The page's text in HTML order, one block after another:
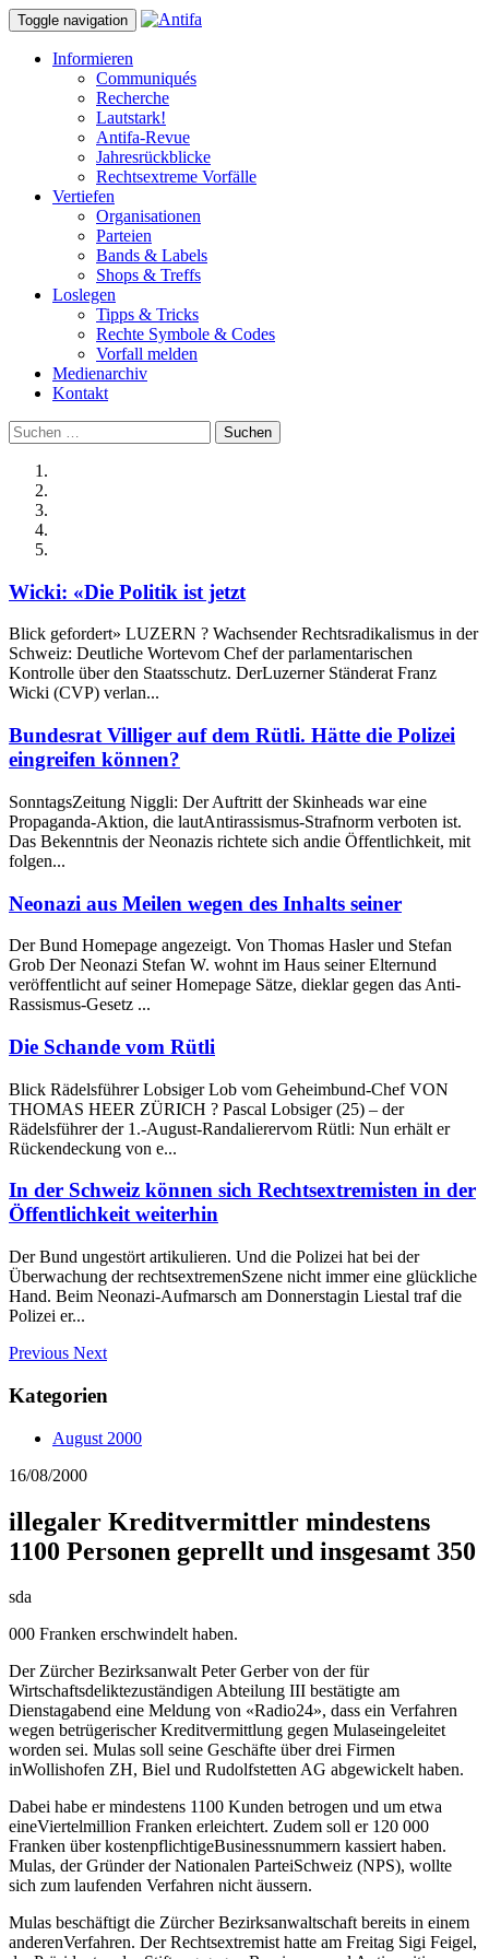
Toggle navigation
Informieren
Communiqués
Recherche
Lautstark!
Antifa-Revue
Jahresrückblicke
Rechtsextreme Vorfälle
Vertiefen
Organisationen
Parteien
Bands & Labels
Shops & Treffs
Loslegen
Tipps & Tricks
Rechte Symbole & Codes
Vorfall melden
Medienarchiv
Kontakt
Suchen
nach:
Wicki: «Die Politik ist jetzt
Blick gefordert» LUZERN ? Wachsender Rechtsradikalismus in der
Schweiz: Deutliche Wortevom Chef der parlamentarischen
Kontrolle über den Staatsschutz. DerLuzerner Ständerat Franz
Wicki (CVP) verlan...
Bundesrat Villiger auf dem Rütli. Hätte die Polizei
eingreifen können?
SonntagsZeitung Niggli: Der Auftritt der Skinheads war eine
Propaganda-Aktion, die lautAntirassismus-Strafnorm verboten ist.
Das Bekenntnis der Neonazis richtete sich andie Öffentlichkeit, mit
folgen...
Neonazi aus Meilen wegen des Inhalts seiner
Der Bund Homepage angezeigt. Von Thomas Hasler und Stefan
Grob Der Neonazi Stefan W. wohnt im Haus seiner Elternund
veröffentlicht auf seiner Homepage Sätze, dieklar gegen das Anti-
Rassismus-Gesetz ...
Die Schande vom Rütli
Blick Rädelsführer Lobsiger Lob vom Geheimbund-Chef VON
THOMAS HEER ZÜRICH ? Pascal Lobsiger (25) – der
Rädelsführer der 1.-August-Randalierervom Rütli: Nun erhält er
Rückendeckung von e...
In der Schweiz können sich Rechtsextremisten in der
Öffentlichkeit weiterhin
Der Bund ungestört artikulieren. Und die Polizei hat bei der
Überwachung der rechtsextremenSzene nicht immer eine glückliche
Hand. Beim Neonazi-Aufmarsch am Donnerstagin Liestal traf die
Polizei er...
Previous Next
Kategorien
August 2000
16/08/2000
illegaler Kreditvermittler mindestens
1100 Personen geprellt und insgesamt 350
sda
000 Franken erschwindelt haben.
Der Zürcher Bezirksanwalt Peter Gerber von der für
Wirtschaftsdeliktezuständigen Abteilung III bestätigte am
Dienstagabend eine Meldung von «Radio24», dass ein Verfahren
wegen betrügerischer Kreditvermittlung gegen Mulaseingeleitet
worden sei. Mulas soll seine Geschäfte über drei Firmen
inWollishofen ZH, Biel und Rudolfstetten AG abgewickelt haben.
Dabei habe er mindestens 1100 Kunden betrogen und um etwa
eineViertelmillion Franken erleichtert. Zudem soll er 120 000
Franken über kostenpflichtigeBusinessnummern kassiert haben.
Mulas, der Gründer der Nationalen ParteiSchweiz (NPS), wollte
sich zum laufenden Verfahren nicht äussern.
Mulas beschäftigt die Zürcher Bezirksanwaltschaft bereits in einem
anderenVerfahren. Der Rechtsextremist hatte am Freitag Sigi Feigel,